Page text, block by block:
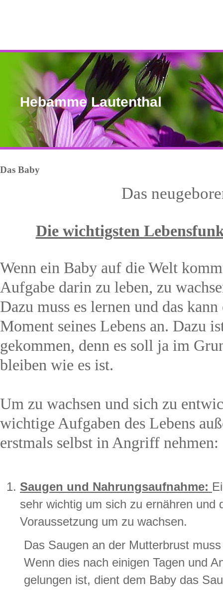
Hebamme Lautenthal
Das Baby
Das
Die wichtigsten
Wenn ein Baby auf die Welt
Aufgabe darin zu leben, zu
Dazu muss es lernen und das
Moment seines Lebens an. Dazu
gekommen, denn es soll ja im
bleiben wie es ist.
Um zu wachsen und sich zu
wichtige Aufgaben des Lebens
erstmals selbst in Angriff nehmen:
Saugen und Nahrungsaufnahme:
sehr wichtig um sich zu ernähren und
Voraussetzung um zu wachsen.
Das Saugen an der Mutterbrust
Wenn dies nach einigen Tagen und
gelungen ist, dient dem Baby das